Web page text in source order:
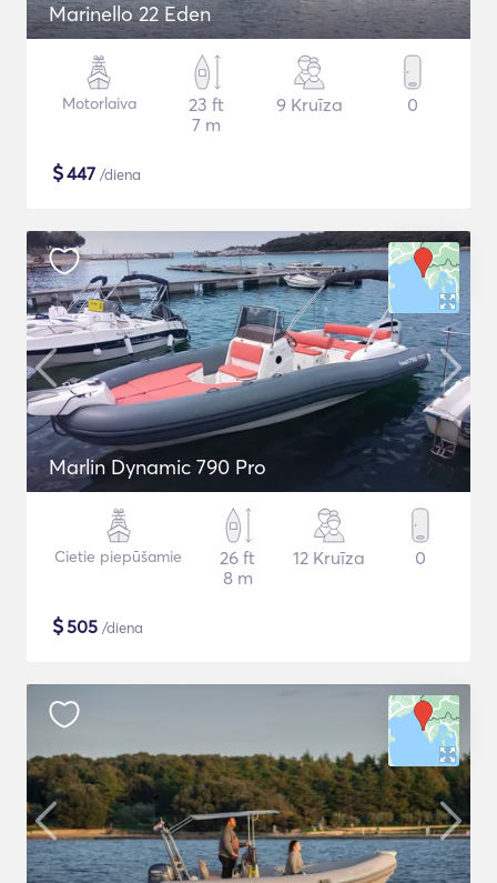
Marinello 22 Eden
Motorlaiva
23 ft
7 m
9 Kruīza 0
$447 /diena
Marlin Dynamic 790 Pro
Cietie piepūšamie
26 ft
8 m
12 Kruīza 0
$505 /diena